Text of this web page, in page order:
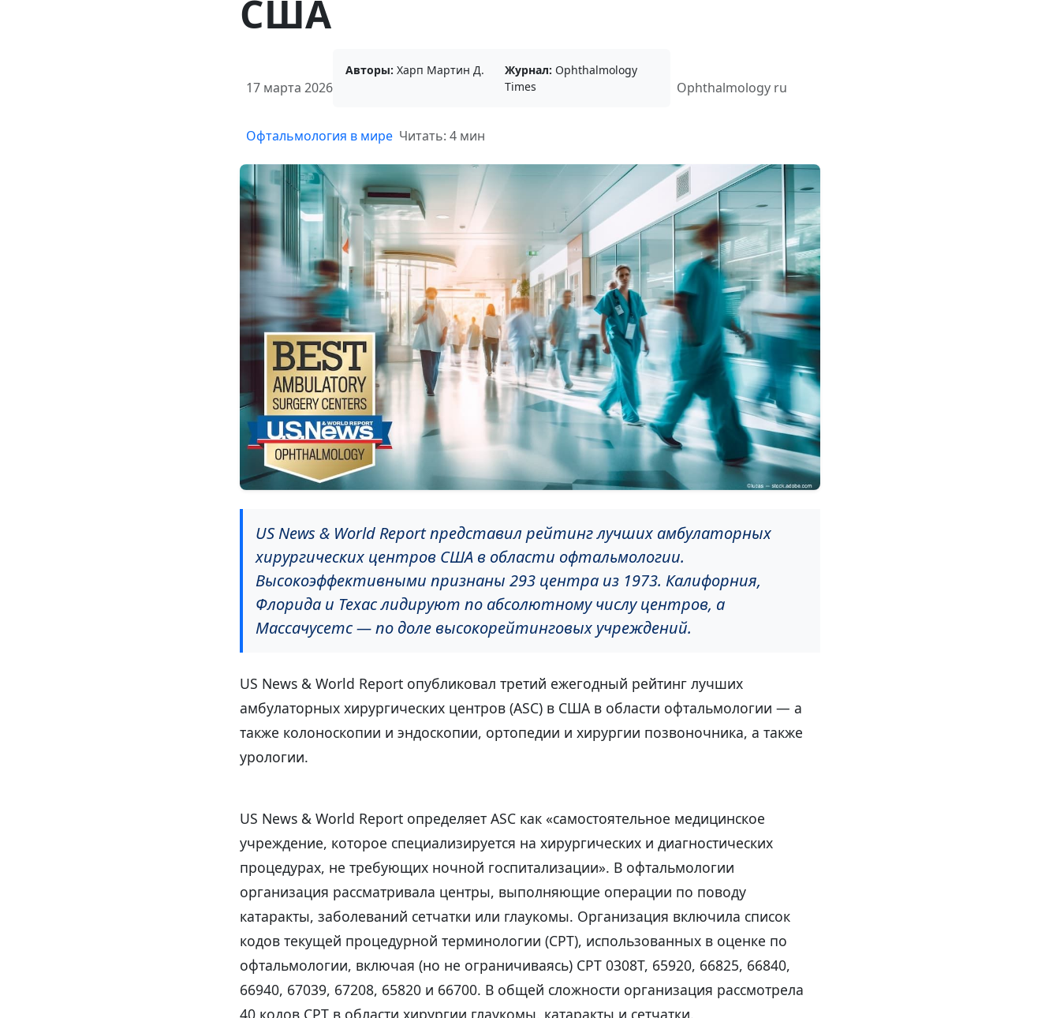
США
17 марта 2026
Авторы: Харп Мартин Д. Журнал: Ophthalmology
Times
Ophthalmology ru
Офтальмология в мире Читать: 4 мин
US News & World Report представил рейтинг лучших амбулаторных
хирургических центров США в области офтальмологии.
Высокоэффективными признаны 293 центра из 1973. Калифорния,
Флорида и Техас лидируют по абсолютному числу центров, а
Массачусетс — по доле высокорейтинговых учреждений.
US News & World Report опубликовал третий ежегодный рейтинг лучших
амбулаторных хирургических центров (ASC) в США в области офтальмологии — а
также колоноскопии и эндоскопии, ортопедии и хирургии позвоночника, а также
урологии.
US News & World Report определяет ASC как «самостоятельное медицинское
учреждение, которое специализируется на хирургических и диагностических
процедурах, не требующих ночной госпитализации». В офтальмологии
организация рассматривала центры, выполняющие операции по поводу
катаракты, заболеваний сетчатки или глаукомы. Организация включила список
кодов текущей процедурной терминологии (CPT), использованных в оценке по
офтальмологии, включая (но не ограничиваясь) CPT 0308T, 65920, 66825, 66840,
66940, 67039, 67208, 65820 и 66700. В общей сложности организация рассмотрела
40 кодов CPT в области хирургии глаукомы, катаракты и сетчатки.